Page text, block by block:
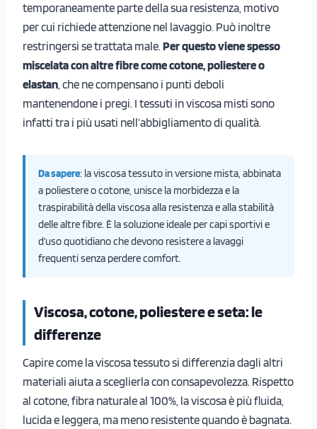
temporaneamente parte della sua resistenza, motivo
per cui richiede attenzione nel lavaggio. Può inoltre
restringersi se trattata male.Per questo viene spesso
miscelata con altre fibre come cotone, poliestere o
elastan, che ne compensano i punti deboli
mantenendone i pregi. I tessuti in viscosa misti sono
infatti tra i più usati nell’abbigliamento di qualità.
Da sapere: la viscosa tessuto in versione mista, abbinata
a poliestere o cotone, unisce la morbidezza e la
traspirabilità della viscosa alla resistenza e alla stabilità
delle altre fibre. È la soluzione ideale per capi sportivi e
d’uso quotidiano che devono resistere a lavaggi
frequenti senza perdere comfort.
Viscosa, cotone, poliestere e seta: le
differenze
Capire come la viscosa tessuto si differenzia dagli altri
materiali aiuta a sceglierla con consapevolezza. Rispetto
al cotone, fibra naturale al 100%, la viscosa è più fluida,
lucida e leggera, ma meno resistente quando è bagnata.